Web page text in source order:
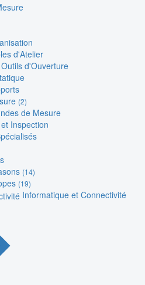
d'Atelier
d'Ouverture
(2)
de Mesure
Inspection
(14)
(19)
Informatique et Connectivité